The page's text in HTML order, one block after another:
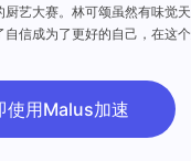
厨艺大赛。林可颂虽然有味觉
自信成为了更好的自己，在这
使用Malus加速